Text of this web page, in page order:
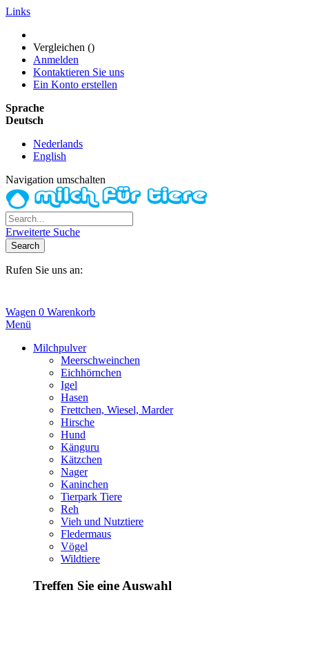
Links
Vergleichen ()
Anmelden
Kontaktieren Sie uns
Ein Konto erstellen
Sprache
Deutsch
Nederlands
English
Navigation umschalten
Erweiterte Suche
Search
Rufen Sie uns an:
Wagen 0 Warenkorb
Menü
Milchpulver
Meerschweinchen
Eichhörnchen
Igel
Hasen
Frettchen, Wiesel, Marder
Hirsche
Hund
Känguru
Kätzchen
Nager
Kaninchen
Tierpark Tiere
Reh
Vieh und Nutztiere
Fledermaus
Vögel
Wildtiere
Treffen Sie eine Auswahl